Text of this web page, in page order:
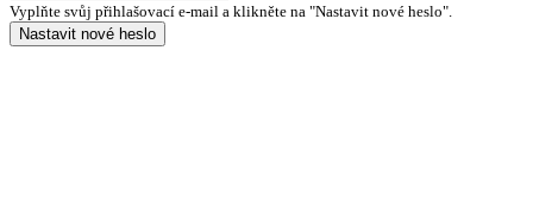
Vyplňte svůj přihlašovací e-mail a klikněte na "Nastavit nové heslo".
Nastavit nové heslo